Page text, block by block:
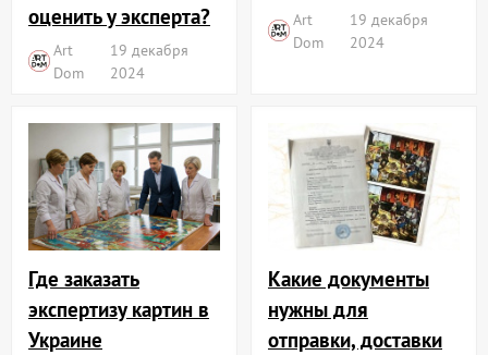
оценить у эксперта?
Art
Dom
19 декабря
2024
Art
Dom
19 декабря
2024
Где заказать
экспертизу картин в
Украине
Какие документы
нужны для
отправки, доставки